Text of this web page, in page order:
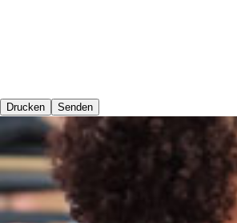
Drucken Senden